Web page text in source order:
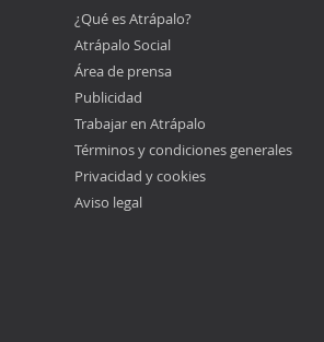
¿Qué es Atrápalo?
Atrápalo Social
Área de prensa
Publicidad
Trabajar en Atrápalo
Términos y condiciones generales
Privacidad y cookies
Aviso legal